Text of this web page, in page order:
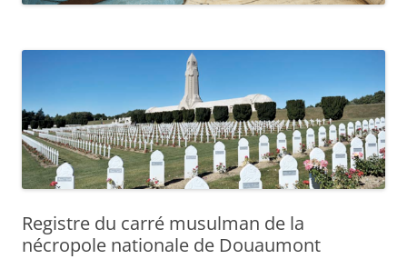
Registre du carré musulman de la
nécropole nationale de Douaumont